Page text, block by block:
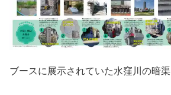
ブースに展示されていた水窪川の暗渠